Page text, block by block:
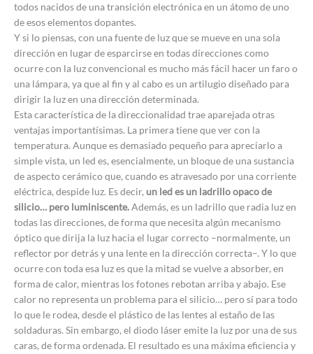
todos nacidos de una transición electrónica en un átomo de uno
de esos elementos dopantes.
Y si lo piensas, con una fuente de luz que se mueve en una sola
dirección en lugar de esparcirse en todas direcciones como
ocurre con la luz convencional es mucho más fácil hacer un faro o
una lámpara, ya que al fin y al cabo es un artilugio diseñado para
dirigir la luz en una dirección determinada.
Esta característica de la direccionalidad trae aparejada otras
ventajas importantísimas. La primera tiene que ver con la
temperatura. Aunque es demasiado pequeño para apreciarlo a
simple vista, un led es, esencialmente, un bloque de una sustancia
de aspecto cerámico que, cuando es atravesado por una corriente
eléctrica, despide luz. Es decir, un led es un ladrillo opaco de
silicio… pero luminiscente.Además, es un ladrillo que radia luz en
todas las direcciones, de forma que necesita algún mecanismo
óptico que dirija la luz hacia el lugar correcto –normalmente, un
reflector por detrás y una lente en la dirección correcta–. Y lo que
ocurre con toda esa luz es que la mitad se vuelve a absorber, en
forma de calor, mientras los fotones rebotan arriba y abajo. Ese
calor no representa un problema para el silicio… pero sí para todo
lo que le rodea, desde el plástico de las lentes al estaño de las
soldaduras. Sin embargo, el diodo láser emite la luz por una de sus
caras, de forma ordenada. El resultado es una máxima eficiencia y